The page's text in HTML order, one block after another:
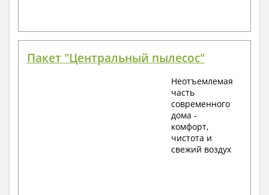
Пакет "Центральный пылесос"
Неотъемлемая
часть
современного
дома -
комфорт,
чистота и
свежий воздух